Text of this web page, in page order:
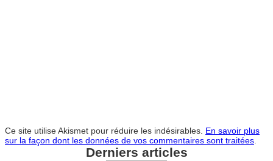
Ce site utilise Akismet pour réduire les indésirables. En savoir plus
sur la façon dont les données de vos commentaires sont traitées.
Derniers articles